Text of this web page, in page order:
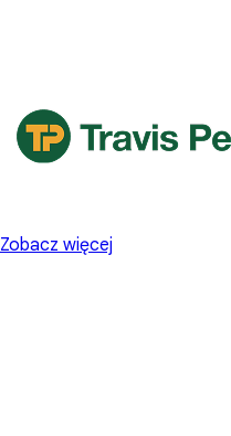
Zobacz więcej